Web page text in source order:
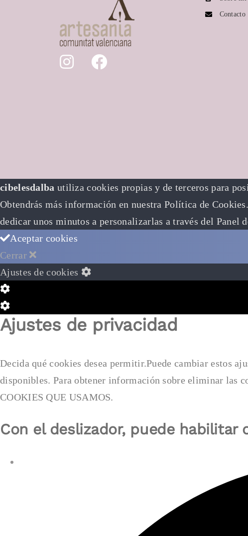
Contacto
cibelesdalba utiliza cookies propias y de terceros para
Obtendrás más información en nuestra Política de
dedicar unos minutos a personalizarlas a través del Panel
Aceptar cookies
Cerrar
Ajustes de cookies
Configuración
de
Cookie
Configuración
de
Ajustes de privacidad
Decida qué cookies desea permitir.Puede cambiar estos
disponibles. Para obtener información sobre eliminar las
COOKIES QUE USAMOS.
Con el deslizador, puede